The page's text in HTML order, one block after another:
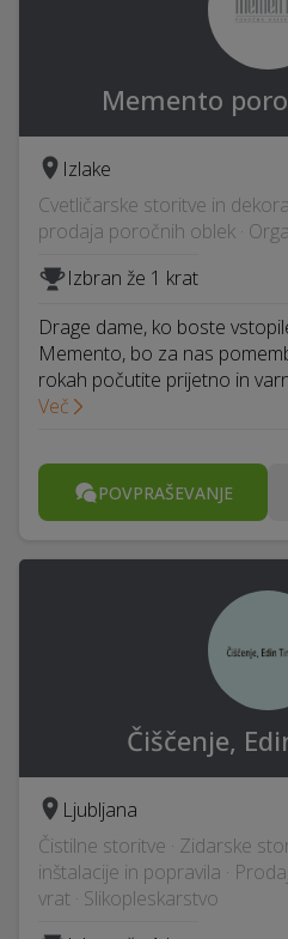
Memento
Izlake
Cvetličarske storitve in
prodaja poročnih oblek ·
Izbran že 1 krat
Drage dame, ko boste
Memento, bo za nas
rokah počutite prijetno in
Več
POVPRAŠEVANJE
Čiščenje,
Ljubljana
Čistilne storitve · Zidarske
inštalacije in popravila ·
vrat · Slikopleskarstvo